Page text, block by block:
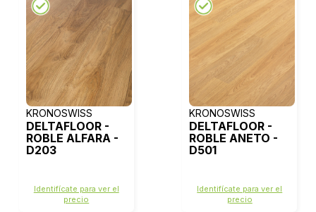
KRONOSWISS
DELTAFLOOR -
ROBLE ALFARA -
D203
Identifícate para ver el
precio
KRONOSWISS
DELTAFLOOR -
ROBLE ANETO -
D501
Identifícate para ver el
precio